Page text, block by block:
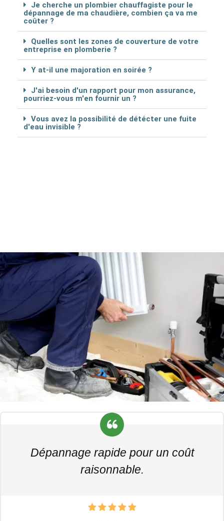
Je cherche un plombier chauffagiste pour le
dépannage de ma chaudière, combien ça va me
coûter ?
Quelles sont les zones de couverture de votre
entreprise en plomberie ?
Y at-il une majoration en soirée ?
J'ai besoin d'un rapport pour mon assurance,
pourriez-vous m'en fournir un ?
Vous avez la possibilité de détécter une fuite
d'eau invisible ?
Dépannage rapide pour un coût
raisonnable.